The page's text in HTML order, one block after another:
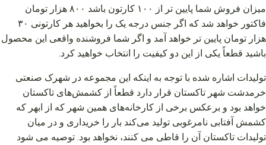
میزان فروش شما پایین‌ تر از ۱۰۰ کارتون باشد ۸۰۰ هزار تومان
فاکتور خواهد شد که اگر جنس درجه یک را بخواهید هر کارتونی ۳۰
هزار تومان پایین‌ تر خواهد آمد و اگر شما فروشنده واقعی این محصول
باشید قطعاً یکی از این دو کیفیت را انتخاب خواهید کرد.
تولیدات اشاره شده با توجه به اینکه این مجموعه در شهرک صنعتی
خرمدشت شهر تاکستان قرار دارد قطعاً از کشمش‌های تاکستان
خواهد بود و برعکس برخی از کارخانه‌های همین شهر که از ابهر که
کشمش آفتابی نامرغوبی تولید می‌کند بار را خریداری و در میان
تولیدات تاکستان آن را قاطی می‌ کنند، نخواهد بود. توصیه می‌ شود